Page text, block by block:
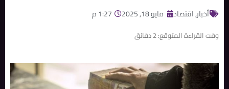
أخبار,اقتصاد مايو 18, 2025 1:27 م
وقت القراءة المتوقع:2دقائق